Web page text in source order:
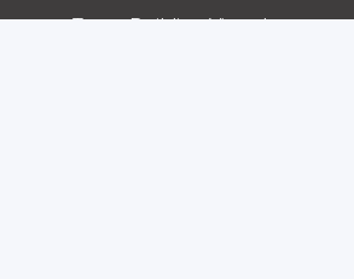
Team Building Virtuales